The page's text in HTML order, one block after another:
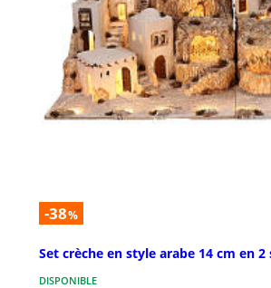
-38%
Set crèche en style arabe 14 cm en 2
DISPONIBLE